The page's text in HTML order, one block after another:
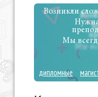
Возникли
Мы
дипломные